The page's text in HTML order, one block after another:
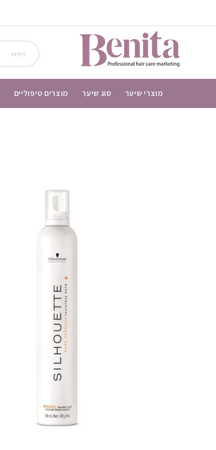
מוצרי שיער סוג שיער מוצרים טיפוליים